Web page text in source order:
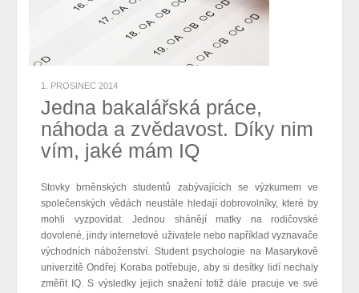
1. PROSINEC 2014
Jedna bakalářská práce,
náhoda a zvědavost. Díky nim
vím, jaké mám IQ
Stovky brněnských studentů zabývajících se výzkumem ve
společenských vědách neustále hledají dobrovolníky, které by
mohli vyzpovídat. Jednou shánějí matky na rodičovské
dovolené, jindy internetové uživatele nebo například vyznavače
východních náboženství. Student psychologie na Masarykově
univerzitě Ondřej Koraba potřebuje, aby si desítky lidí nechaly
změřit IQ. S výsledky jejich snažení totiž dále pracuje ve své